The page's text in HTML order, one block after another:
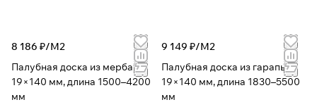
8 186 ₽/М2
Палубная доска из мербау
19×140 мм, длина 1500–4200
мм
9 149 ₽/М2
Палубная доска из гарапы
19×140 мм, длина 1830–5500
мм